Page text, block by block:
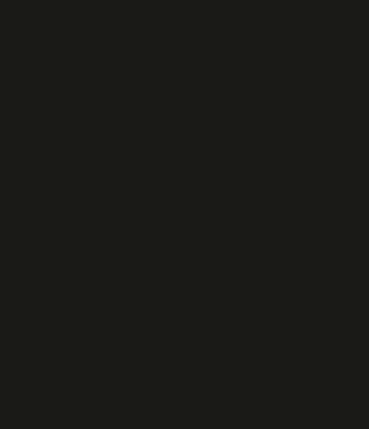
Botafogo é Paulinho, do Bayer
o atacante de 21 anos possui
de observação na busca por